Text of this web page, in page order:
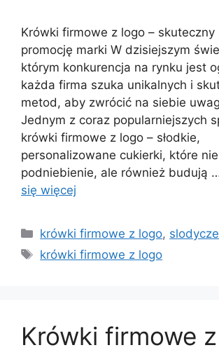
Krówki firmowe z logo – skuteczny
promocję marki W dzisiejszym
którym konkurencja na rynku jest
każda firma szuka unikalnych i
metod, aby zwrócić na siebie
Jednym z coraz popularniejszych
krówki firmowe z logo – słodkie,
personalizowane cukierki, które
podniebienie, ale również budują
się więcej
Kategorie
krówki firmowe z logo,
Tagi
krówki firmowe z logo
Krówki firmowe